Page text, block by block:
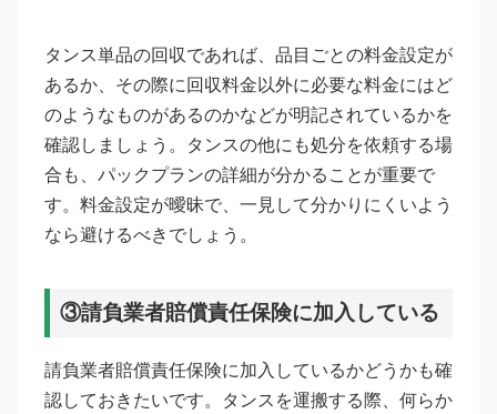
タンス単品の回収であれば、品目ごとの料金設定が
あるか、その際に回収料金以外に必要な料金にはど
のようなものがあるのかなどが明記されているかを
確認しましょう。タンスの他にも処分を依頼する場
合も、パックプランの詳細が分かることが重要で
す。料金設定が曖昧で、一見して分かりにくいよう
なら避けるべきでしょう。
③請負業者賠償責任保険に加入している
請負業者賠償責任保険に加入しているかどうかも確
認しておきたいです。タンスを運搬する際、何らか